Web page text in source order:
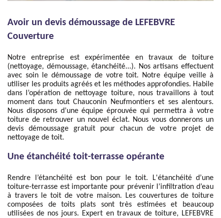
Avoir un devis démoussage de LEFEBVRE
Couverture
Notre entreprise est expérimentée en travaux de toiture
(nettoyage, démoussage, étanchéité...). Nos artisans effectuent
avec soin le démoussage de votre toit. Notre équipe veille à
utiliser les produits agréés et les méthodes approfondies. Habile
dans l’opération de nettoyage toiture, nous travaillons à tout
moment dans tout Chauconin Neufmontiers et ses alentours.
Nous disposons d’une équipe éprouvée qui permettra à votre
toiture de retrouver un nouvel éclat. Nous vous donnerons un
devis démoussage gratuit pour chacun de votre projet de
nettoyage de toit.
Une étanchéité toit-terrasse opérante
Rendre l’étanchéité est bon pour le toit. L'étanchéité d’une
toiture-terrasse est importante pour prévenir l’infiltration d’eau
à travers le toit de votre maison. Les couvertures de toiture
composées de toits plats sont très estimées et beaucoup
utilisées de nos jours. Expert en travaux de toiture, LEFEBVRE